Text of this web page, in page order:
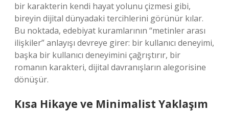
bir karakterin kendi hayat yolunu çizmesi gibi,
bireyin dijital dünyadaki tercihlerini görünür kılar.
Bu noktada, edebiyat kuramlarının “metinler arası
ilişkiler” anlayışı devreye girer: bir kullanıcı deneyimi,
başka bir kullanıcı deneyimini çağrıştırır, bir
romanın karakteri, dijital davranışların alegorisine
dönüşür.
Kısa Hikaye ve Minimalist Yaklaşım